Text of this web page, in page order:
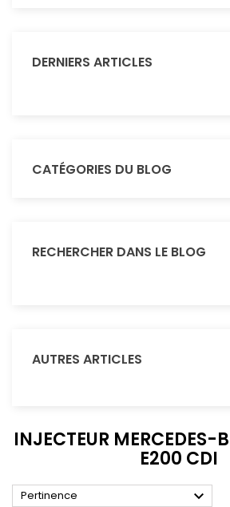
DERNIERS ARTICLES
CATÉGORIES DU BLOG
RECHERCHER DANS LE BLOG
AUTRES ARTICLES
INJECTEUR MERCEDES-
E200 CDI
Pertinence 